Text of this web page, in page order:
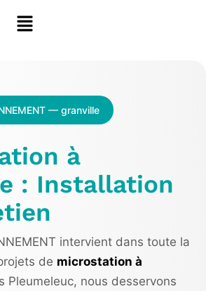
— granville
à
: Installation
intervient dans toute la
de microstation à
Pleumeleuc, nous desservons